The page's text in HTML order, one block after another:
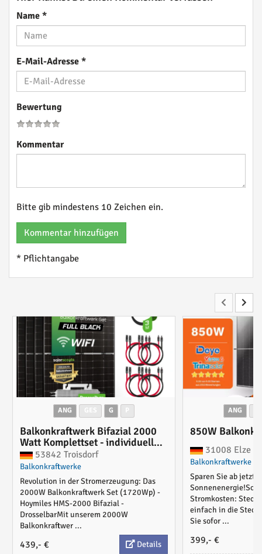
Name *
E-Mail-Adresse *
Bewertung
Kommentar
Bitte gib mindestens 10 Zeichen ein.
Kommentar hinzufügen
* Pflichtangabe
ANG G
Balkonkraftwerk Bifazial 2000
Watt Komplettset - individuell
konfigurierbar
53842 Troisdorf
Balkonkraftwerke
Revolution in der Stromerzeugung: Das
2000W Balkonkraftwerk Set (1720Wp) -
Hoymiles HMS-2000 Bifazial -
DrosselbarMit unserem 2000W
Balkonkraftwer ...
439,- €
Details
ANG
850W
31008 Elze
Balkonkraftwerke
Sparen Sie ab jetzt
Stromkosten:
einfach in die
Sie sofor ...
399,- €